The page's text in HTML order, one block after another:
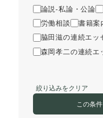
論説-私論・公論
労働相談
書籍案
脇田滋の連続エッ
森岡孝二の連続エ
絞り込みをクリア
この条